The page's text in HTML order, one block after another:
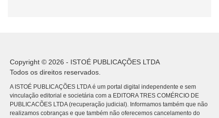
Copyright © 2026 - ISTOÉ PUBLICAÇÕES LTDA
Todos os direitos reservados.
A ISTOÉ PUBLICAÇÕES LTDA é um portal digital independente e sem
vinculação editorial e societária com a EDITORA TRES COMÉRCIO DE
PUBLICACÕES LTDA (recuperação judicial). Informamos também que não
realizamos cobranças e que também não oferecemos cancelamento do